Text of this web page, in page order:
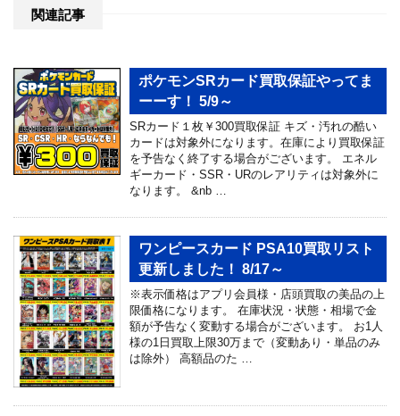
関連記事
ポケモンSRカード買取保証やってま
ーーす！ 5/9～
SRカード１枚￥300買取保証 キズ・汚れの酷い
カードは対象外になります。在庫により買取保証
を予告なく終了する場合がございます。 エネル
ギーカード・SSR・URのレアリティは対象外に
なります。 &nb …
ワンピースカード PSA10買取リスト
更新しました！ 8/17～
※表示価格はアプリ会員様・店頭買取の美品の上
限価格になります。 在庫状況・状態・相場で金
額が予告なく変動する場合がございます。 お1人
様の1日買取上限30万まで（変動あり・単品のみ
は除外） 高額品のた …